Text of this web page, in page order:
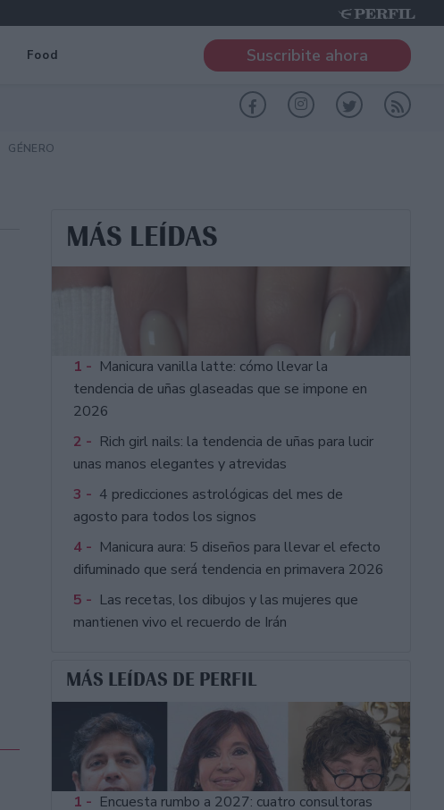
Food Suscribite ahora
GÉNERO
MÁS LEÍDAS
1 - Manicura vanilla latte: cómo llevar la
tendencia de uñas glaseadas que se impone en
2026
2 - Rich girl nails: la tendencia de uñas para lucir
unas manos elegantes y atrevidas
3 - 4 predicciones astrológicas del mes de
agosto para todos los signos
4 - Manicura aura: 5 diseños para llevar el efecto
difuminado que será tendencia en primavera 2026
5 - Las recetas, los dibujos y las mujeres que
mantienen vivo el recuerdo de Irán
MÁS LEÍDAS DE PERFIL
1 - Encuesta rumbo a 2027: cuatro consultoras